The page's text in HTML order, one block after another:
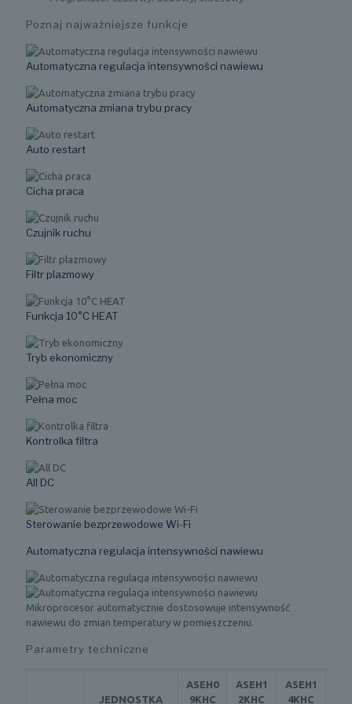
Poznaj najważniejsze funkcje
Automatyczna regulacja intensywności nawiewu
Automatyczna zmiana trybu pracy
Auto restart
Cicha praca
Czujnik ruchu
Filtr plazmowy
Funkcja 10°C HEAT
Tryb ekonomiczny
Pełna moc
Kontrolka filtra
All DC
Sterowanie bezprzewodowe Wi-Fi
Automatyczna regulacja intensywności nawiewu
Mikroprocesor automatycznie dostosowuje intensywność
nawiewu do zmian temperatury w pomieszczeniu.
Parametry techniczne
JEDNOSTKA
ASEH0
9KHC
ASEH1
2KHC
ASEH1
4KHC